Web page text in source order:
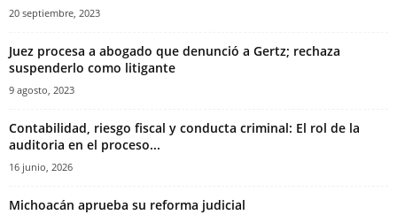
20 septiembre, 2023
Juez procesa a abogado que denunció a Gertz; rechaza
suspenderlo como litigante
9 agosto, 2023
Contabilidad, riesgo fiscal y conducta criminal: El rol de la
auditoria en el proceso...
16 junio, 2026
Michoacán aprueba su reforma judicial